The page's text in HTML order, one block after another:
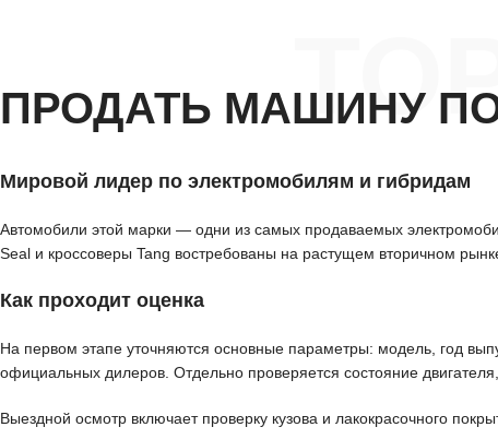
ПРОДАТЬ МАШИНУ
Мировой лидер по электромобилям и гибридам
Автомобили этой марки — одни из самых продаваемых
Seal и кроссоверы Tang востребованы на растущем вторичном
Как проходит оценка
На первом этапе уточняются основные параметры: модель, год
официальных дилеров. Отдельно проверяется состояние
Выездной осмотр включает проверку кузова и лакокрасочного